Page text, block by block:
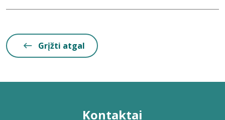
Grįžti atgal
Kontaktai